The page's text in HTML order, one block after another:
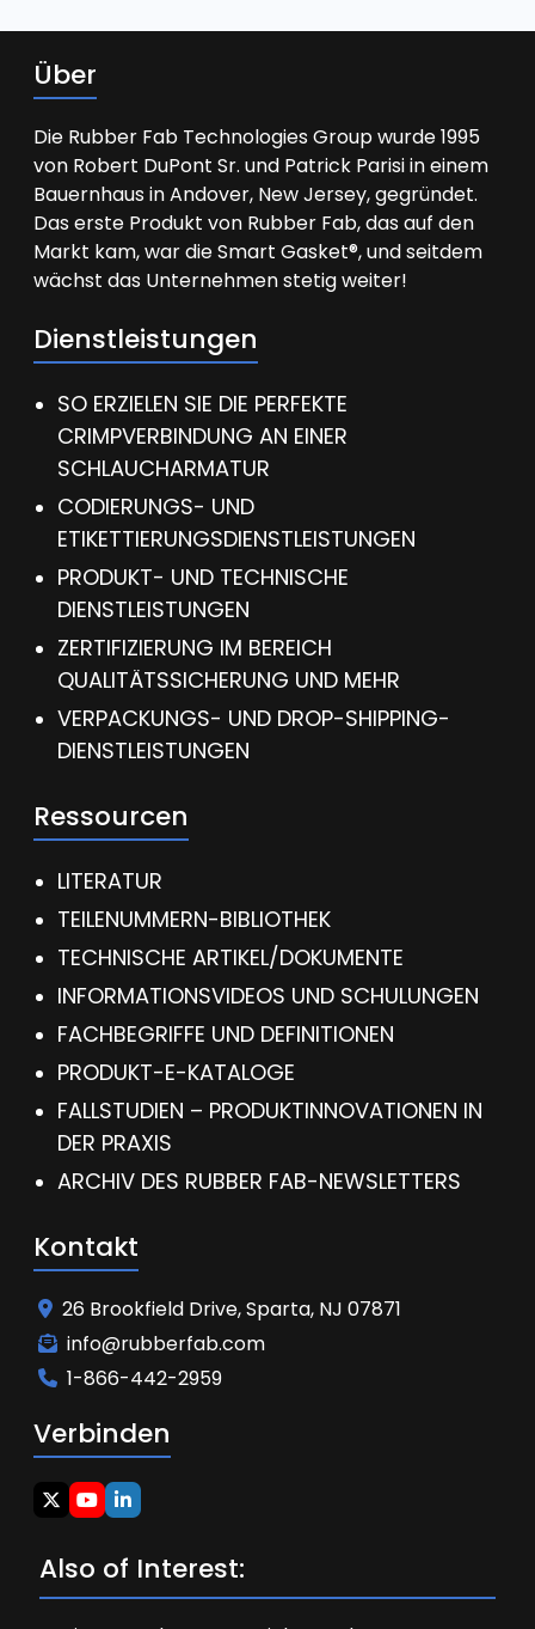
Über
Die Rubber Fab Technologies Group wurde 1995
von Robert DuPont Sr. und Patrick Parisi in einem
Bauernhaus in Andover, New Jersey, gegründet.
Das erste Produkt von Rubber Fab, das auf den
Markt kam, war die Smart Gasket®, und seitdem
wächst das Unternehmen stetig weiter!
Dienstleistungen
SO ERZIELEN SIE DIE PERFEKTE
CRIMPVERBINDUNG AN EINER
SCHLAUCHARMATUR
CODIERUNGS- UND
ETIKETTIERUNGSDIENSTLEISTUNGEN
PRODUKT- UND TECHNISCHE
DIENSTLEISTUNGEN
ZERTIFIZIERUNG IM BEREICH
QUALITÄTSSICHERUNG UND MEHR
VERPACKUNGS- UND DROP-SHIPPING-
DIENSTLEISTUNGEN
Ressourcen
LITERATUR
TEILENUMMERN-BIBLIOTHEK
TECHNISCHE ARTIKEL/DOKUMENTE
INFORMATIONSVIDEOS UND SCHULUNGEN
FACHBEGRIFFE UND DEFINITIONEN
PRODUKT-E-KATALOGE
FALLSTUDIEN – PRODUKTINNOVATIONEN IN
DER PRAXIS
ARCHIV DES RUBBER FAB-NEWSLETTERS
Kontakt
26 Brookfield Drive, Sparta, NJ 07871
info@rubberfab.com
1-866-442-2959
Verbinden
Also of Interest: